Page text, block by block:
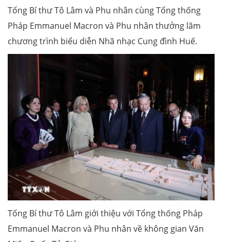
Tổng Bí thư Tô Lâm và Phu nhân cùng Tổng thống
Pháp Emmanuel Macron và Phu nhân thưởng lãm
chương trình biểu diễn Nhã nhạc Cung đình Huế.
Tổng Bí thư Tô Lâm giới thiệu với Tổng thống Pháp
Emmanuel Macron và Phu nhân về không gian Văn